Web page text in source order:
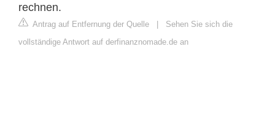
rechnen.
Antrag auf Entfernung der Quelle | Sehen Sie sich die
vollständige Antwort auf derfinanznomade.de an